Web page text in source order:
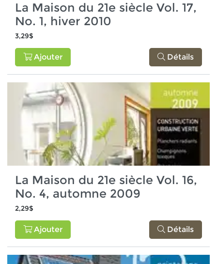
La Maison du 21e siècle Vol. 17,
No. 1, hiver 2010
3,29$
Ajouter Détails
La Maison du 21e siècle Vol. 16,
No. 4, automne 2009
2,29$
Ajouter Détails